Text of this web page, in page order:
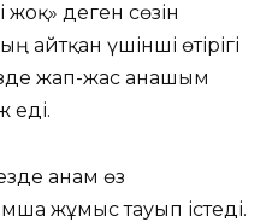
деген сөзін
айтқан үшінші өтірігі
жап-жас анашым
еді.
анам өз
жұмыс тауып істеді.